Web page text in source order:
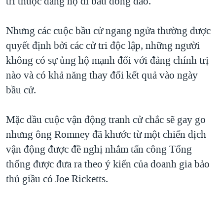
Nhưng các cuộc bầu cử ngang ngửa thường được
quyết định bởi các cử tri độc lập, những người
không có sự ủng hộ mạnh đối với đảng chính trị
nào và có khả năng thay đổi kết quả vào ngày
bầu cử.
Mặc dầu cuộc vận động tranh cử chắc sẽ gay go
nhưng ông Romney đã khước từ một chiến dịch
vận động được đề nghị nhắm tấn công Tổng
thống được đưa ra theo ý kiến của doanh gia bảo
thủ giầu có Joe Ricketts.